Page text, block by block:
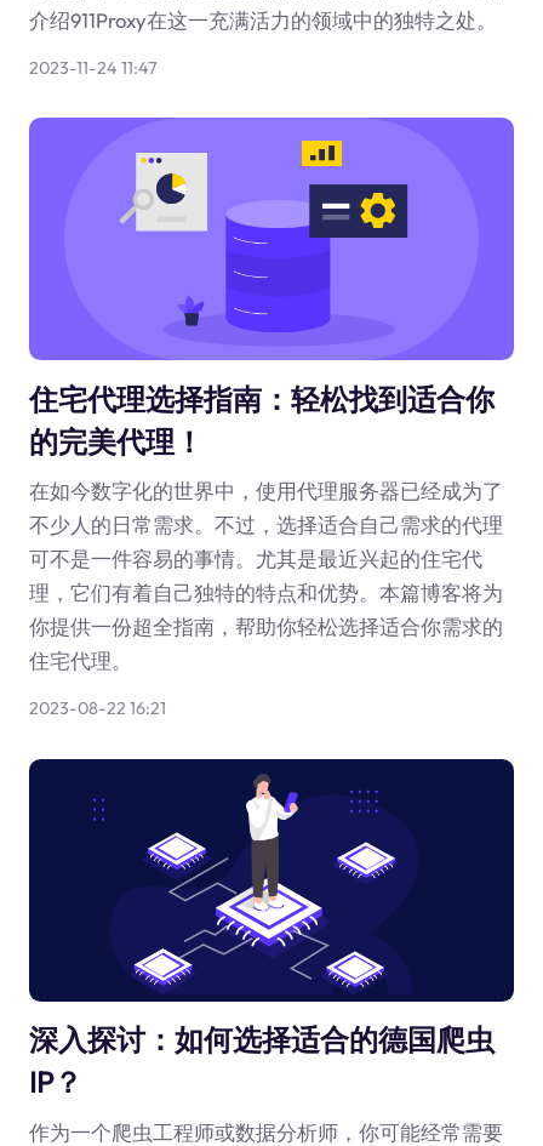
介绍911Proxy在这一充满活力的领域中的独特之处。
2023-11-24 11:47
住宅代理选择指南：轻松找到适合你
的完美代理！
在如今数字化的世界中，使用代理服务器已经成为了
不少人的日常需求。不过，选择适合自己需求的代理
可不是一件容易的事情。尤其是最近兴起的住宅代
理，它们有着自己独特的特点和优势。本篇博客将为
你提供一份超全指南，帮助你轻松选择适合你需求的
住宅代理。
2023-08-22 16:21
深入探讨：如何选择适合的德国爬虫
IP？
作为一个爬虫工程师或数据分析师，你可能经常需要